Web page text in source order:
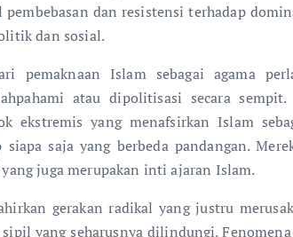
dan resistensi terhadap
dan sosial.
pemaknaan Islam sebagai agama
atau dipolitisasi secara
ekstremis yang menafsirkan Islam
saja yang berbeda pandangan.
juga merupakan inti ajaran Islam.
gerakan radikal yang justru
yang seharusnya dilindungi.